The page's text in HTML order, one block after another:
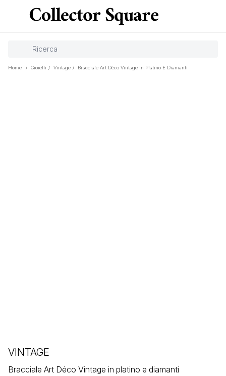
Home / Gioielli / Vintage / Bracciale Art Déco Vintage In Platino E Diamanti
VINTAGE
Bracciale Art Déco Vintage in platino e diamanti